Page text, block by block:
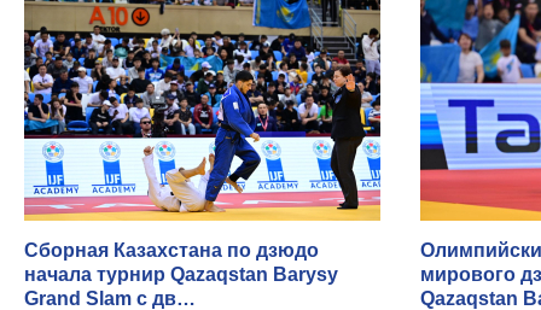
​Сборная Казахстана по дзюдо
начала турнир Qazaqstan Barysy
Grand Slam с дв…
мирового
Qazaqstan